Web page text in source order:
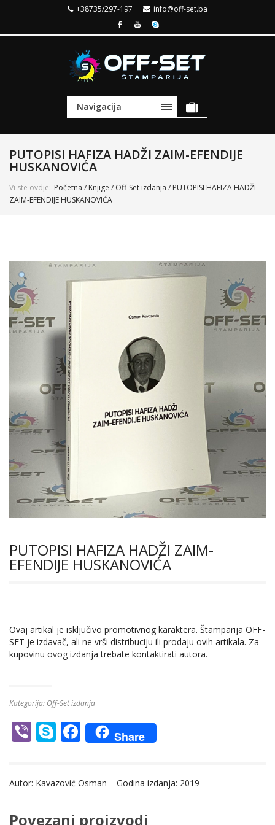
+38735/297-197 info@off-set.ba
Navigacija
PUTOPISI HAFIZA HADŽI ZAIM-EFENDIJE
HUSKANOVIĆA
Vi ste ovdje: Početna / Knjige / Off-Set izdanja / PUTOPISI HAFIZA HADŽI
ZAIM-EFENDIJE HUSKANOVIĆA
PUTOPISI HAFIZA HADŽI ZAIM-
EFENDIJE HUSKANOVIĆA
Ovaj artikal je isključivo promotivnog karaktera. Štamparija OFF-
SET je izdavač, ali ne vrši distribuciju ili prodaju ovih artikala. Za
kupovinu ovog izdanja trebate kontaktirati autora.
Kategorija: Off-Set izdanja
Vi S
p
F
ac
b
Share
Autor: Kavazović Osman – Godina izdanja: 2019
Povezani proizvodi